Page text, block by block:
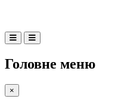
Головне меню
×